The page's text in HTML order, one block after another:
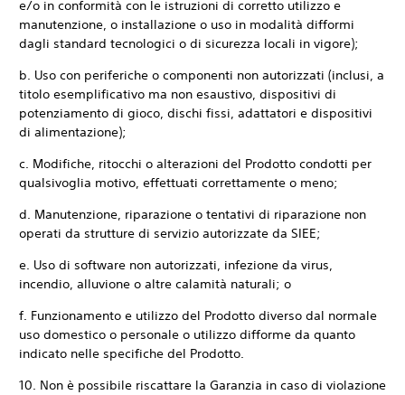
e/o in conformità con le istruzioni di corretto utilizzo e
manutenzione, o installazione o uso in modalità difformi
dagli standard tecnologici o di sicurezza locali in vigore);
b. Uso con periferiche o componenti non autorizzati (inclusi, a
titolo esemplificativo ma non esaustivo, dispositivi di
potenziamento di gioco, dischi fissi, adattatori e dispositivi
di alimentazione);
c. Modifiche, ritocchi o alterazioni del Prodotto condotti per
qualsivoglia motivo, effettuati correttamente o meno;
d. Manutenzione, riparazione o tentativi di riparazione non
operati da strutture di servizio autorizzate da SIEE;
e. Uso di software non autorizzati, infezione da virus,
incendio, alluvione o altre calamità naturali; o
f. Funzionamento e utilizzo del Prodotto diverso dal normale
uso domestico o personale o utilizzo difforme da quanto
indicato nelle specifiche del Prodotto.
10. Non è possibile riscattare la Garanzia in caso di violazione